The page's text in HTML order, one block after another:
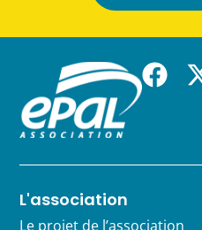
L'association
Le projet de l’association